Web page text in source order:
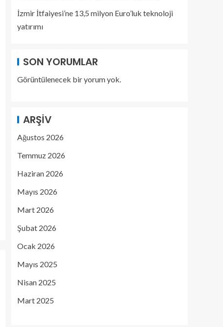
İzmir İtfaiyesi’ne 13,5 milyon Euro’luk teknoloji
yatırımı
SON YORUMLAR
Görüntülenecek bir yorum yok.
ARŞIV
Ağustos 2026
Temmuz 2026
Haziran 2026
Mayıs 2026
Mart 2026
Şubat 2026
Ocak 2026
Mayıs 2025
Nisan 2025
Mart 2025